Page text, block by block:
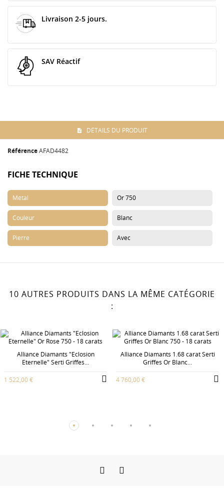
Livraison 2-5 jours.
SAV Réactif
DÉTAILS DU PRODUIT
RéférenceAFAD4482
FICHE TECHNIQUE
Métal Or 750
Couleur Blanc
Pierre Avec
10 AUTRES PRODUITS DANS LA MÊME CATÉGORIE
:
Alliance Diamants "Eclosion
Eternelle" Serti Griffes...
1 522,00 €
Alliance Diamants 1.68 carat Serti
Griffes Or Blanc...
4 760,00 €
FacebookInstagram